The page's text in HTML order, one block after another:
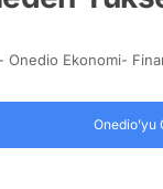
- Onedio Ekonomi-